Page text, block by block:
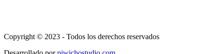
Copyright © 2023 - Todos los derechos reservados